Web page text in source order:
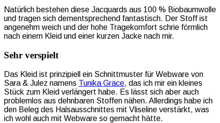
Natürlich bestehen diese Jacquards aus 100 % Biobaumwolle
und tragen sich dementsprechend fantastisch. Der Stoff ist
angenehm weich und der hohe Tragekomfort schrie förmlich
nach einem Kleid und einer kurzen Jacke nach mir.
Sehr verspielt
Das Kleid ist prinzipiell ein Schnittmuster für Webware von
Sara & Julez namens Tunika Grace, das ich mir ein kleines
Stück zum Kleid verlängert habe. Es lässt sich aber auch
problemlos aus dehnbaren Stoffen nähen. Allerdings habe ich
den Beleg des Halsausschnittes mit Vliseline verstärkt, was
ich wohl auch mit Webware so gemacht hätte.